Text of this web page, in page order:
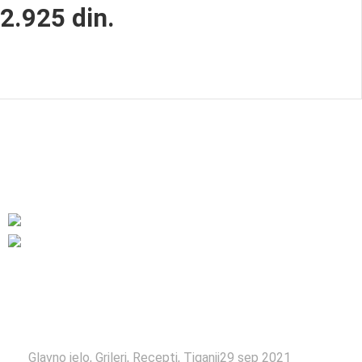
2.925 din.
Glavno jelo, Grileri, Recepti, Tiganji29 sep 2021